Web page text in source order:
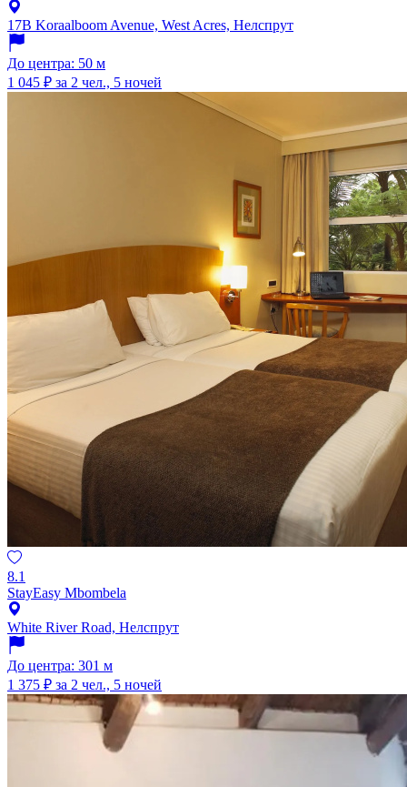
17B Koraalboom Avenue, West Acres, Нелспрут
До центра: 50 м
1 045 ₽ за 2 чел., 5 ночей
8.1
StayEasy Mbombela
White River Road, Нелспрут
До центра: 301 м
1 375 ₽ за 2 чел., 5 ночей